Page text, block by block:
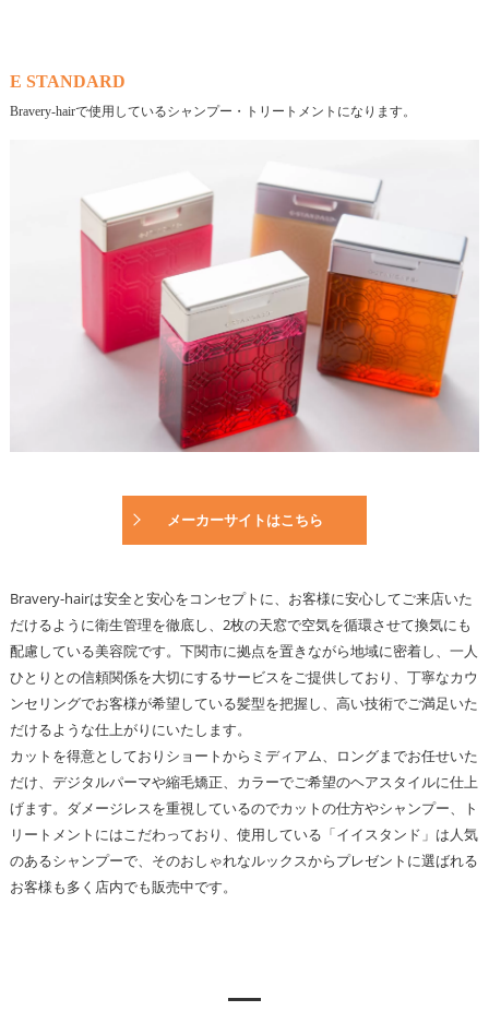
E STANDARD
Bravery-hairで使用しているシャンプー・トリートメントになります。
メーカーサイトはこちら
Bravery-hairは安全と安心をコンセプトに、お客様に安心してご来店いた
だけるように衛生管理を徹底し、2枚の天窓で空気を循環させて換気にも
配慮している美容院です。下関市に拠点を置きながら地域に密着し、一人
ひとりとの信頼関係を大切にするサービスをご提供しており、丁寧なカウ
ンセリングでお客様が希望している髪型を把握し、高い技術でご満足いた
だけるような仕上がりにいたします。
カットを得意としておりショートからミディアム、ロングまでお任せいた
だけ、デジタルパーマや縮毛矯正、カラーでご希望のヘアスタイルに仕上
げます。ダメージレスを重視しているのでカットの仕方やシャンプー、ト
リートメントにはこだわっており、使用している「イイスタンド」は人気
のあるシャンプーで、そのおしゃれなルックスからプレゼントに選ばれる
お客様も多く店内でも販売中です。